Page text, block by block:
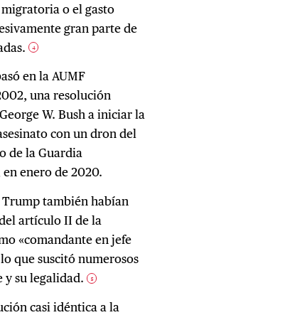
o el gasto
gran parte de
4
en la AUMF
una resolución
W. Bush a iniciar la
con un dron del
de la Guardia
enero de 2020.
también habían
artículo II de la
«comandante en jefe
que suscitó numerosos
y su legalidad.
5
casi idéntica a la